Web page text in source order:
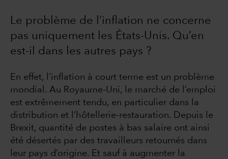
Le problème de l’inflation ne concerne
pas uniquement les États-Unis. Qu’en
est-il dans les autres pays ?
En effet, l’inflation à court terme est un problème
mondial. Au Royaume-Uni, le marché de l’emploi
est extrêmement tendu, en particulier dans la
distribution et l’hôtellerie-restauration. Depuis le
Brexit, quantité de postes à bas salaire ont ainsi
été désertés par des travailleurs retournés dans
leur pays d’origine. Et sauf à augmenter la